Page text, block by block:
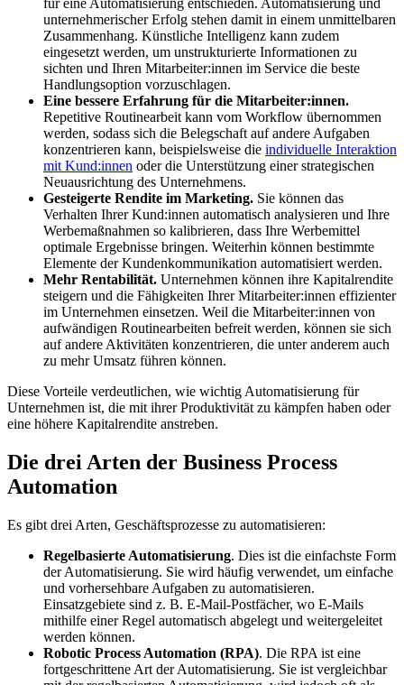
für eine Automatisierung entschieden. Automatisierung und
unternehmerischer Erfolg stehen damit in einem unmittelbaren
Zusammenhang. Künstliche Intelligenz kann zudem
eingesetzt werden, um unstrukturierte Informationen zu
sichten und Ihren Mitarbeiter:innen im Service die beste
Handlungsoption vorzuschlagen.
Eine bessere Erfahrung für die Mitarbeiter:innen.
Repetitive Routinearbeit kann vom Workflow übernommen
werden, sodass sich die Belegschaft auf andere Aufgaben
konzentrieren kann, beispielsweise die individuelle Interaktion
mit Kund:innen oder die Unterstützung einer strategischen
Neuausrichtung des Unternehmens.
Gesteigerte Rendite im Marketing. Sie können das
Verhalten Ihrer Kund:innen automatisch analysieren und Ihre
Werbemaßnahmen so kalibrieren, dass Ihre Werbemittel
optimale Ergebnisse bringen. Weiterhin können bestimmte
Elemente der Kundenkommunikation automatisiert werden.
Mehr Rentabilität. Unternehmen können ihre Kapitalrendite
steigern und die Fähigkeiten Ihrer Mitarbeiter:innen effizienter
im Unternehmen einsetzen. Weil die Mitarbeiter:innen von
aufwändigen Routinearbeiten befreit werden, können sie sich
auf andere Aktivitäten konzentrieren, die unter anderem auch
zu mehr Umsatz führen können.
Diese Vorteile verdeutlichen, wie wichtig Automatisierung für
Unternehmen ist, die mit ihrer Produktivität zu kämpfen haben oder
eine höhere Kapitalrendite anstreben.
Die drei Arten der Business Process
Automation
Es gibt drei Arten, Geschäftsprozesse zu automatisieren:
Regelbasierte Automatisierung. Dies ist die einfachste Form
der Automatisierung. Sie wird häufig verwendet, um einfache
und vorhersehbare Aufgaben zu automatisieren.
Einsatzgebiete sind z. B. E-Mail-Postfächer, wo E-Mails
mithilfe einer Regel automatisch abgelegt und weitergeleitet
werden können.
Robotic Process Automation (RPA). Die RPA ist eine
fortgeschrittene Art der Automatisierung. Sie ist vergleichbar